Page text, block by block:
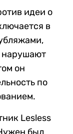
идеи о
в
нарушают
он
по
Lesless